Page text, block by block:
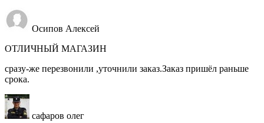
Осипов Алексей
ОТЛИЧНЫЙ МАГАЗИН
сразу-же перезвонили ,уточнили заказ.Заказ пришёл раньше
срока.
сафаров олег